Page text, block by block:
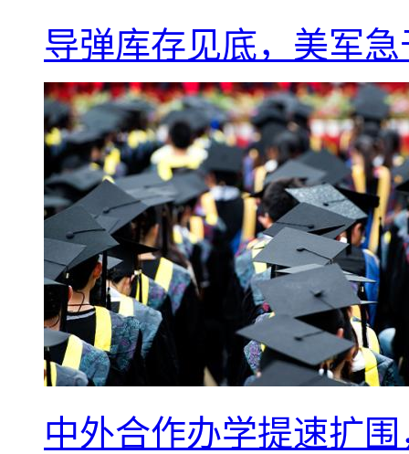
导弹库存见底，美军
中外合作办学提速扩